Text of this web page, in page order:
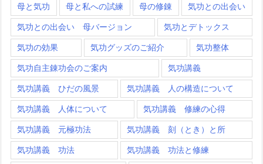
母と気功 母と私への試練 母の修錬 気功との出会い
気功との出会い 母バージョン 気功とデトックス
気功の効果 気功グッズのご紹介 気功整体
気功自主錬功会のご案内 気功講義
気功講義 ひだの風景 気功講義 人の構造について
気功講義 人体について 気功講義 修練の心得
気功講義 元極功法 気功講義 刻（とき）と所
気功講義 功法 気功講義 功法と修練